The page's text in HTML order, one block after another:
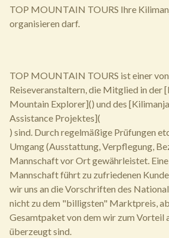
TOP MOUNTAIN TOURS Ihre
organisieren darf.
TOP MOUNTAIN TOURS ist einer
Reiseveranstaltern, die Mitglied in der
Mountain Explorer]() und des
Assistance Projektes](
) sind. Durch regelmäßige Prüfungen
Umgang (Ausstattung, Verpflegung,
Mannschaft vor Ort gewährleistet.
Mannschaft führt zu zufriedenen
wir uns an die Vorschriften des
nicht zu dem "billigsten" Marktpreis,
Gesamtpaket von dem wir zum Vorteil
überzeugt sind.